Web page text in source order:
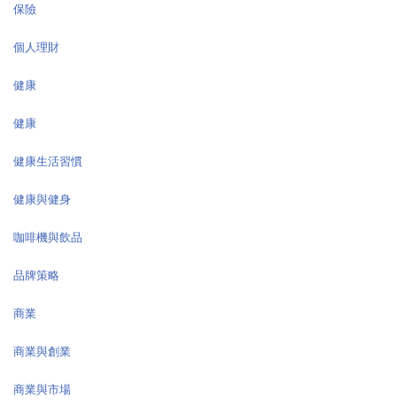
保險
個人理財
健康
健康
健康生活習慣
健康與健身
咖啡機與飲品
品牌策略
商業
商業與創業
商業與市場